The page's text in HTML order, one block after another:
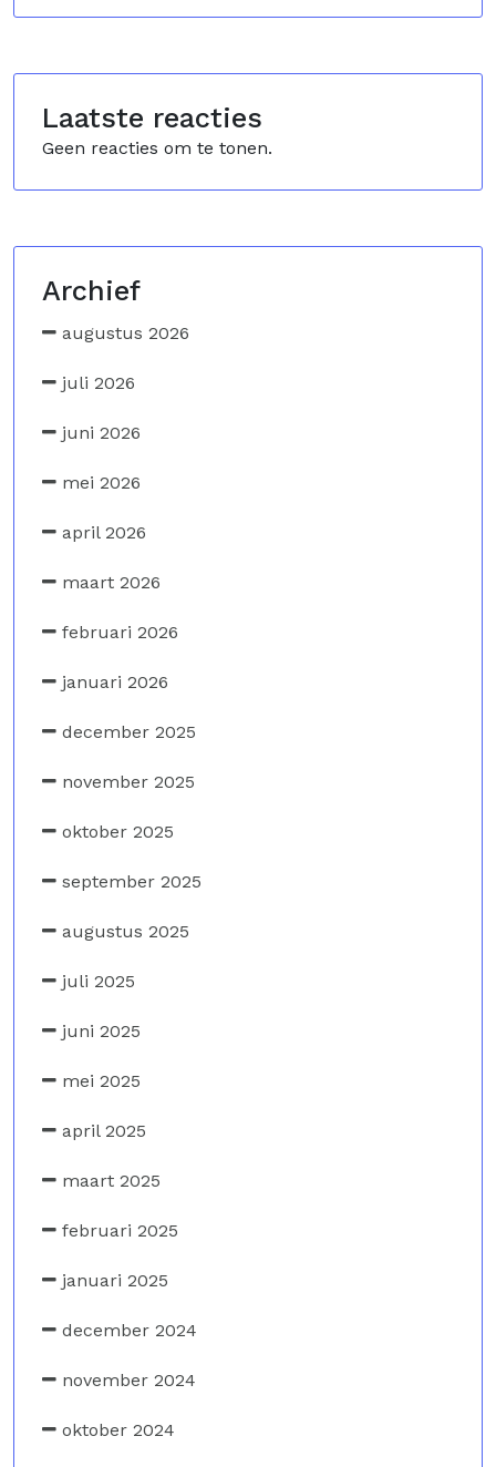
Laatste reacties
Geen reacties om te tonen.
Archief
augustus 2026
juli 2026
juni 2026
mei 2026
april 2026
maart 2026
februari 2026
januari 2026
december 2025
november 2025
oktober 2025
september 2025
augustus 2025
juli 2025
juni 2025
mei 2025
april 2025
maart 2025
februari 2025
januari 2025
december 2024
november 2024
oktober 2024